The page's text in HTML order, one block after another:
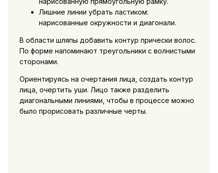
Лишние линии убрать ластиком:
нарисованные окружности и диагонали.
В области шляпы добавить контур прически волос.
По форме напоминают треугольники с волнистыми
сторонами.
Ориентируясь на очертания лица, создать контур
лица, очертить уши. Лицо также разделить
диагональными линиями, чтобы в процессе можно
было прорисовать различные черты.